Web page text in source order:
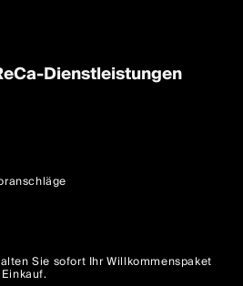
Dienstleistungen
Sie sofort Ihr Willkommenspaket